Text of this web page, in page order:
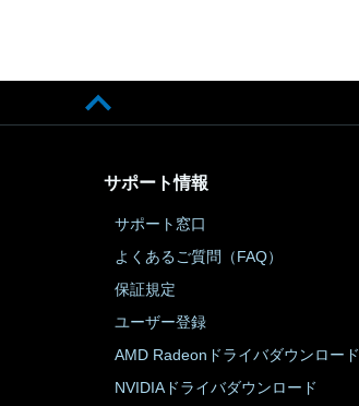
サポート情報
サポート窓口
よくあるご質問（FAQ）
保証規定
ユーザー登録
AMD Radeonドライバダウンロード
NVIDIAドライバダウンロード